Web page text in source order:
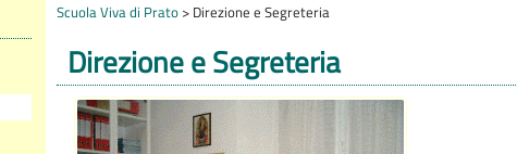
Scuola Viva di Prato > Direzione e Segreteria
Direzione e Segreteria